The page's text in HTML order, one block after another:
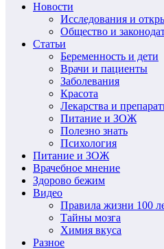
Новости
Исследования и
Общество и
Статьи
Беременность и дети
Врачи и пациенты
Заболевания
Красота
Лекарства и
Питание и ЗОЖ
Полезно знать
Психология
Питание и ЗОЖ
Врачебное мнение
Здорово бежим
Видео
Правила жизни 100
Тайны мозга
Химия вкуса
Разное